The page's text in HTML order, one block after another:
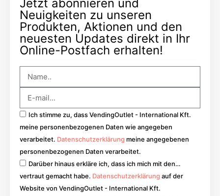
Jetzt abonnieren und
Neuigkeiten zu unseren
Produkten, Aktionen und den
neuesten Updates direkt in Ihr
Online-Postfach erhalten!
Ich stimme zu, dass VendingOutlet - International Kft.
meine personenbezogenen Daten wie angegeben
verarbeitet. Datenschutzerklärung meine angegebenen
personenbezogenen Daten verarbeitet.
Darüber hinaus erkläre ich, dass ich mich mit den…
vertraut gemacht habe. Datenschutzerklärung auf der
Website von VendingOutlet - International Kft.